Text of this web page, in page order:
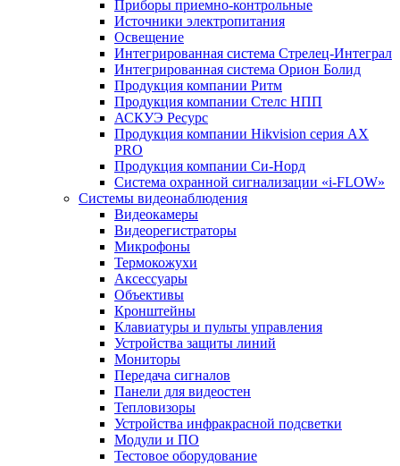
Приборы приемно-контрольные
Источники электропитания
Освещение
Интегрированная система Стрелец-Интеграл
Интегрированная система Орион Болид
Продукция компании Ритм
Продукция компании Стелс НПП
АСКУЭ Ресурс
Продукция компании Hikvision серия AX
PRO
Продукция компании Си-Норд
Система охранной сигнализации «i-FLOW»
Системы видеонаблюдения
Видеокамеры
Видеорегистраторы
Микрофоны
Термокожухи
Аксессуары
Объективы
Кронштейны
Клавиатуры и пульты управления
Устройства защиты линий
Мониторы
Передача сигналов
Панели для видеостен
Тепловизоры
Устройства инфракрасной подсветки
Модули и ПО
Тестовое оборудование